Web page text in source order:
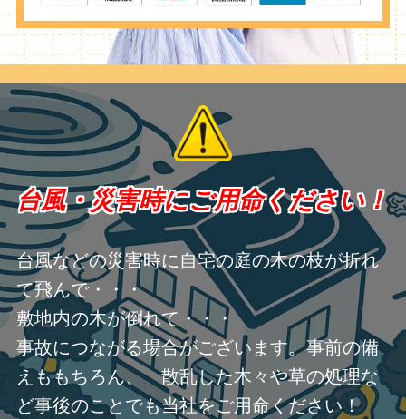
台風・災害時にご用命ください！
台風などの災害時に自宅の庭の木の枝が折れ
て飛んで・・・
敷地内の木が倒れて・・・
事故につながる場合がございます。事前の備
えももちろん、 散乱した木々や草の処理な
ど事後のことでも当社をご用命ください！